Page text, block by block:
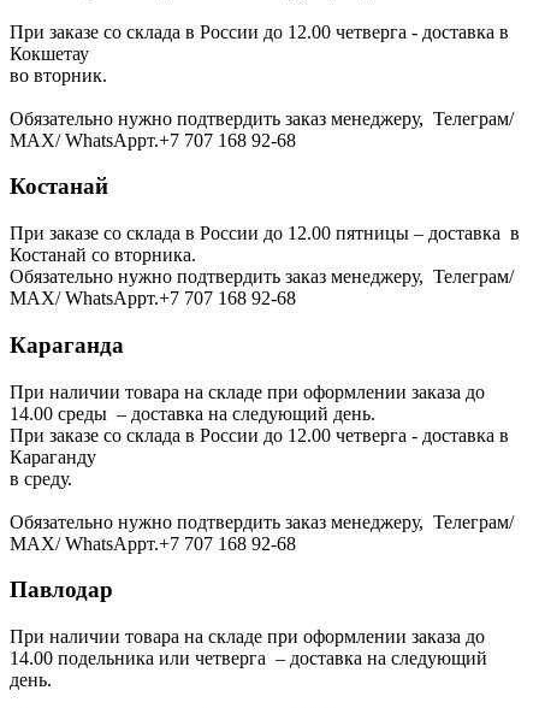
При заказе со склада в России до 12.00 четверга - доставка в
Кокшетау
во вторник.
Обязательно нужно подтвердить заказ менеджеру, Телеграм/
МАХ/ WhatsAppт.+7 707 168 92-68
Костанай
При заказе со склада в России до 12.00 пятницы – доставка в
Костанай со вторника.
Обязательно нужно подтвердить заказ менеджеру, Телеграм/
МАХ/ WhatsAppт.+7 707 168 92-68
Караганда
При наличии товара на складе при оформлении заказа до
14.00 среды – доставка на следующий день.
При заказе со склада в России до 12.00 четверга - доставка в
Караганду
в среду.
Обязательно нужно подтвердить заказ менеджеру, Телеграм/
МАХ/ WhatsAppт.+7 707 168 92-68
Павлодар
При наличии товара на складе при оформлении заказа до
14.00 подельника или четверга – доставка на следующий
день.